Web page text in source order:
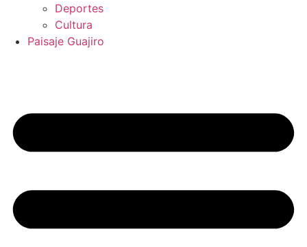
Deportes
Cultura
Paisaje Guajiro